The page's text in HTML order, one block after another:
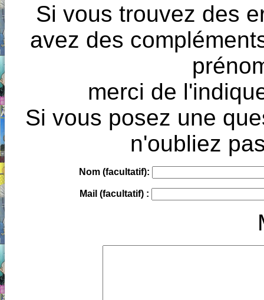
Si vous trouvez des
avez des
merci de
Si vous posez une
n'oubliez
Nom (facultatif):
Mail (facultatif) :